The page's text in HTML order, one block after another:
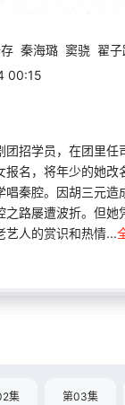
秦海璐 窦骁 翟子
00:15
团招学员，在团里任
报名，将年少的她改
唱秦腔。因胡三元造
之路屡遭波折。但她
艺人的赏识和热情...
集 第03集